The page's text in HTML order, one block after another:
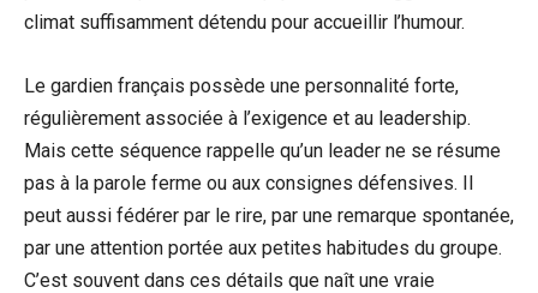
climat suffisamment détendu pour accueillir l’humour.
Le gardien français possède une personnalité forte,
régulièrement associée à l’exigence et au leadership.
Mais cette séquence rappelle qu’un leader ne se résume
pas à la parole ferme ou aux consignes défensives. Il
peut aussi fédérer par le rire, par une remarque spontanée,
par une attention portée aux petites habitudes du groupe.
C’est souvent dans ces détails que naît une vraie